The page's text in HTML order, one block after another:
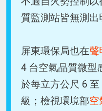
質監測站皆無測出
屏東環保局也在聲
4 台空氣品質微型
於每立方公尺 6
級；檢視環境部空